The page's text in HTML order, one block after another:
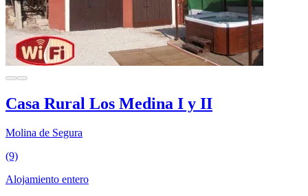
Casa Rural Los Medina I y II
Molina de Segura
(9)
Alojamiento entero